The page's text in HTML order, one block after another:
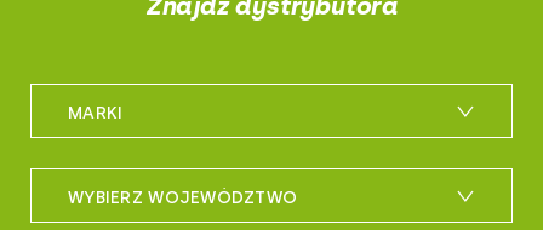
MARKI
m_bike
maxxis
WYBIERZ WOJEWÓDZTWO